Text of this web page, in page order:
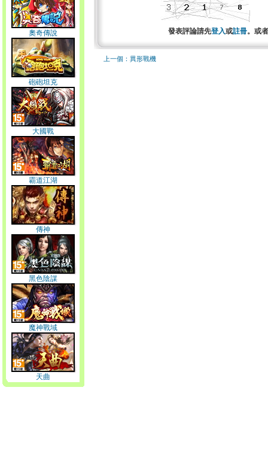
奧奇傳說
砲砲坦克
大國戰
霸道江湖
傳神
黑色陰謀
魔神戰域
天曲
發表評論請先登入或註冊。或
上一個：異形戰機